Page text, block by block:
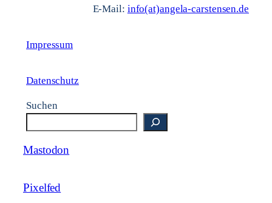
E-Mail: info(at)angela-carstensen.de
Impressum
Datenschutz
Suchen
Mastodon
Pixelfed